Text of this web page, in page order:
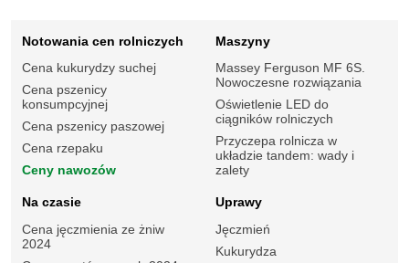
Notowania cen rolniczych
Cena kukurydzy suchej
Cena pszenicy
konsumpcyjnej
Cena pszenicy paszowej
Cena rzepaku
Ceny nawozów
Maszyny
Massey Ferguson MF 6S.
Nowoczesne rozwiązania
Oświetlenie LED do
ciągników rolniczych
Przyczepa rolnicza w
układzie tandem: wady i
zalety
Na czasie
Cena jęczmienia ze żniw
2024
Uprawy
Jęczmień
Kukurydza